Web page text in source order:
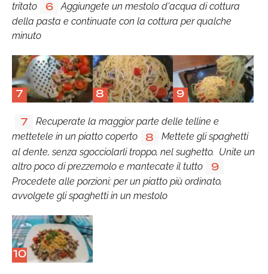
tritato
6
Aggiungete un mestolo d'acqua di cottura
della pasta e continuate con la cottura per qualche
minuto
7 8 9
7
Recuperate la maggior parte delle telline e
mettetele in un piatto coperto
8
Mettete gli spaghetti
al dente, senza sgocciolarli troppo, nel sughetto. Unite un
altro poco di prezzemolo e mantecate il tutto
9
Procedete alle porzioni: per un piatto più ordinato,
avvolgete gli spaghetti in un mestolo
10